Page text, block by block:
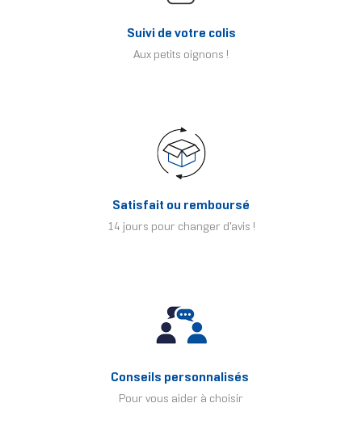
Suivi de votre colis
Aux petits oignons !
Satisfait ou remboursé
14 jours pour changer d'avis !
Conseils personnalisés
Pour vous aider à choisir